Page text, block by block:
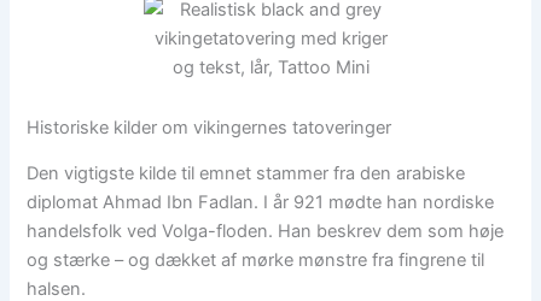
Historiske kilder om vikingernes tatoveringer
Den vigtigste kilde til emnet stammer fra den arabiske
diplomat Ahmad Ibn Fadlan. I år 921 mødte han nordiske
handelsfolk ved Volga-floden. Han beskrev dem som høje
og stærke – og dækket af mørke mønstre fra fingrene til
halsen.